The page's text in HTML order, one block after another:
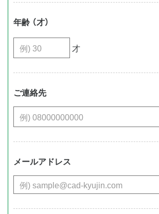
年齢 （才）
才
ご連絡先
メールアドレス